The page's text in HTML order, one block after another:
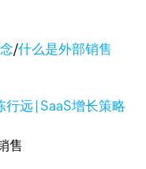
/什么是外部销售
行远 | SaaS增长策略